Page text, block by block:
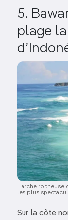
5.
plage
Image
L'arche rocheuse
les plus
Sur la côte